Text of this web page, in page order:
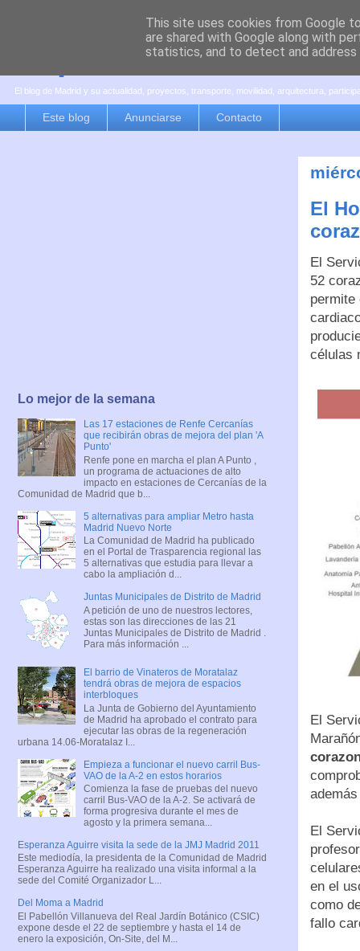
es por madrid
El blog de Madrid y su actualidad, proyectos, transporte, movilidad, arquitectura,
Este blog Anunciarse Contacto
El
El
52
permite
células
El
El
en el
como
fallo
Lo mejor de la semana
Las 17 estaciones de Renfe Cercanías
que recibirán obras de mejora del plan 'A
Punto'
Renfe pone en marcha el plan A Punto ,
un programa de actuaciones de alto
impacto en estaciones de Cercanías de la
Comunidad de Madrid que b...
5 alternativas para ampliar Metro hasta
Madrid Nuevo Norte
La Comunidad de Madrid ha publicado
en el Portal de Trasparencia regional las
5 alternativas que estudia para llevar a
cabo la ampliación d...
Juntas Municipales de Distrito de Madrid
A petición de uno de nuestros lectores,
estas son las direcciones de las 21
Juntas Municipales de Distrito de Madrid .
Para más información ...
El barrio de Vinateros de Moratalaz
tendrá obras de mejora de espacios
interbloques
La Junta de Gobierno del Ayuntamiento
de Madrid ha aprobado el contrato para
ejecutar las obras de la regeneración
urbana 14.06-Moratalaz I...
Empieza a funcionar el nuevo carril Bus-
VAO de la A-2 en estos horarios
Comienza la fase de pruebas del nuevo
carril Bus-VAO de la A-2. Se activará de
forma progresiva durante el mes de
agosto y la primera semana...
Esperanza Aguirre visita la sede de la JMJ Madrid 2011
Este mediodía, la presidenta de la Comunidad de Madrid
Esperanza Aguirre ha realizado una visita informal a la
sede del Comité Organizador L...
Del Moma a Madrid
El Pabellón Villanueva del Real Jardín Botánico (CSIC)
expone desde el 22 de septiembre y hasta el 14 de
enero la exposición, On-Site, del M...
This site uses cookies from Google
are shared with Google along with
statistics, and to detect and address